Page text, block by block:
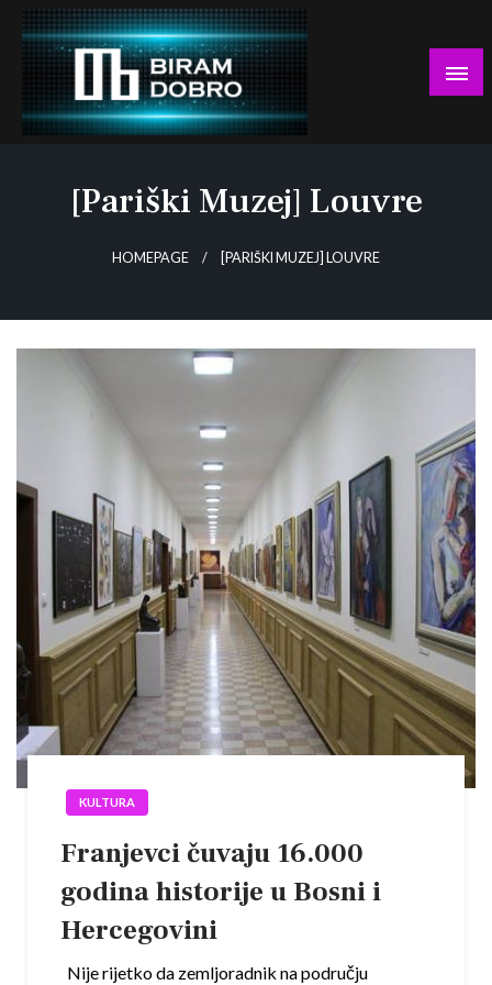
Skip
content
[pariški Muzej] Louvre
HOMEPAGE [PARIŠKI MUZEJ] LOUVRE
KULTURA
Franjevci čuvaju 16.000
godina historije u Bosni i
Hercegovini
Nije rijetko da zemljoradnik na području